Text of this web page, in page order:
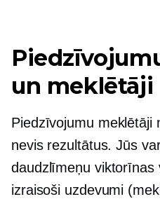
un meklētāji
Piedzīvojumu meklētāji
nevis rezultātus. Jūs
daudzlīmeņu viktorīnas
izraisoši uzdevumi